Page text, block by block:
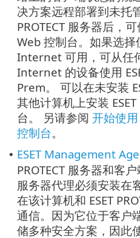
决方案远程部署到未托
PROTECT 服务器后，
Web 控制台。如果选
Internet 可用，可从任
Internet 的设备使用
Prem。 可以在未安装
其他计算机上安装 ESET
台。 另请参阅 开始使用
控制台。
• ESET Management
PROTECT 服务器和客
服务器代理必须安装在
在该计算机和 ESET
通信。因为它位于客户
储多种安全方案，因此